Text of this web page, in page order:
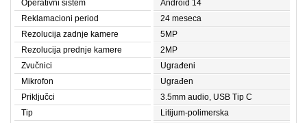
Operativni sistem
Android 14
Reklamacioni period
24 meseca
Rezolucija zadnje kamere
5MP
Rezolucija prednje kamere
2MP
Zvučnici
Ugrađeni
Mikrofon
Ugrađen
Priključci
3.5mm audio, USB Tip C
Tip
Litijum-polimerska